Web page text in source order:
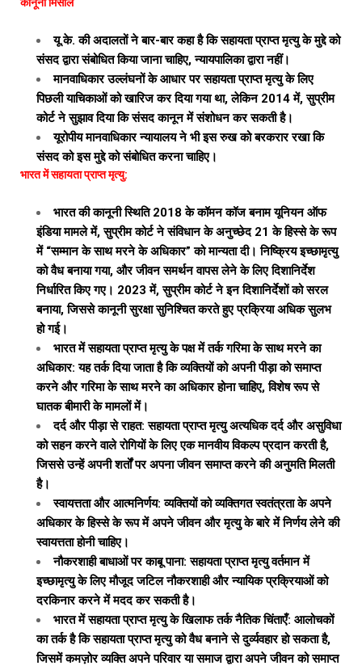
यू.के. की अदालतों ने बार-बार कहा है कि सहायता प्राप्त मृत्यु के मुद्दे को
संसद द्वारा संबोधित किया जाना चाहिए, न्यायपालिका द्वारा नहीं।
मानवाधिकार उल्लंघनों के आधार पर सहायता प्राप्त मृत्यु के लिए
पिछली याचिकाओं को खारिज कर दिया गया था, लेकिन 2014 में, सुप्रीम
कोर्ट ने सुझाव दिया कि संसद कानून में संशोधन कर सकती है।
यूरोपीय मानवाधिकार न्यायालय ने भी इस रुख को बरकरार रखा कि
संसद को इस मुद्दे को संबोधित करना चाहिए।
भारत में सहायता प्राप्त मृत्यु:
भारत की कानूनी स्थिति 2018 के कॉमन कॉज बनाम यूनियन ऑफ
इंडिया मामले में, सुप्रीम कोर्ट ने संविधान के अनुच्छेद 21 के हिस्से के रूप
में “सम्मान के साथ मरने के अधिकार” को मान्यता दी। निष्क्रिय इच्छामृत्यु
को वैध बनाया गया, और जीवन समर्थन वापस लेने के लिए दिशानिर्देश
निर्धारित किए गए। 2023 में, सुप्रीम कोर्ट ने इन दिशानिर्देशों को सरल
बनाया, जिससे कानूनी सुरक्षा सुनिश्चित करते हुए प्रक्रिया अधिक सुलभ
हो गई।
भारत में सहायता प्राप्त मृत्यु के पक्ष में तर्क गरिमा के साथ मरने का
अधिकार: यह तर्क दिया जाता है कि व्यक्तियों को अपनी पीड़ा को समाप्त
करने और गरिमा के साथ मरने का अधिकार होना चाहिए, विशेष रूप से
घातक बीमारी के मामलों में।
दर्द और पीड़ा से राहत: सहायता प्राप्त मृत्यु अत्यधिक दर्द और असुविधा
को सहन करने वाले रोगियों के लिए एक मानवीय विकल्प प्रदान करती है,
जिससे उन्हें अपनी शर्तों पर अपना जीवन समाप्त करने की अनुमति मिलती
है।
स्वायत्तता और आत्मनिर्णय: व्यक्तियों को व्यक्तिगत स्वतंत्रता के अपने
अधिकार के हिस्से के रूप में अपने जीवन और मृत्यु के बारे में निर्णय लेने की
स्वायत्तता होनी चाहिए।
नौकरशाही बाधाओं पर काबू पाना: सहायता प्राप्त मृत्यु वर्तमान में
इच्छामृत्यु के लिए मौजूद जटिल नौकरशाही और न्यायिक प्रक्रियाओं को
दरकिनार करने में मदद कर सकती है।
भारत में सहायता प्राप्त मृत्यु के खिलाफ तर्क नैतिक चिंताएँ: आलोचकों
का तर्क है कि सहायता प्राप्त मृत्यु को वैध बनाने से दुर्व्यवहार हो सकता है,
जिसमें कमज़ोर व्यक्ति अपने परिवार या समाज द्वारा अपने जीवन को समाप्त